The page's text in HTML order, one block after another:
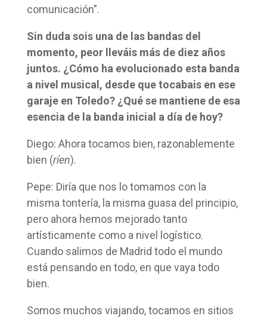
comunicación”.
Sin duda sois una de las bandas del
momento, peor lleváis más de diez años
juntos. ¿Cómo ha evolucionado esta banda
a nivel musical, desde que tocabais en ese
garaje en Toledo? ¿Qué se mantiene de esa
esencia de la banda inicial a día de hoy?
Diego: Ahora tocamos bien, razonablemente
bien (ríen).
Pepe: Diría que nos lo tomamos con la
misma tontería, la misma guasa del principio,
pero ahora hemos mejorado tanto
artísticamente como a nivel logístico.
Cuando salimos de Madrid todo el mundo
está pensando en todo, en que vaya todo
bien.
Somos muchos viajando, tocamos en sitios